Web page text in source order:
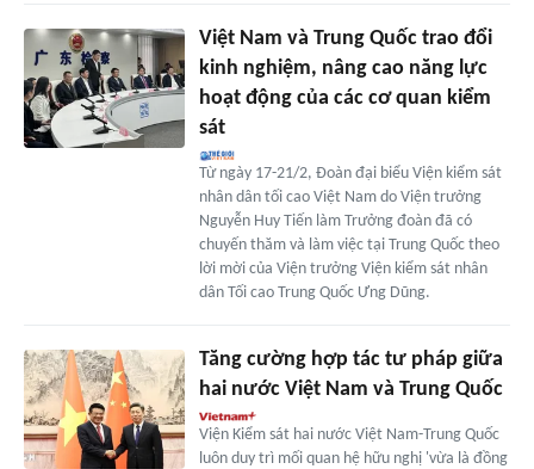
Việt Nam và Trung Quốc trao đổi
kinh nghiệm, nâng cao năng lực
hoạt động của các cơ quan kiểm
sát
Từ ngày 17-21/2, Đoàn đại biểu Viện kiểm sát
nhân dân tối cao Việt Nam do Viện trưởng
Nguyễn Huy Tiến làm Trưởng đoàn đã có
chuyến thăm và làm việc tại Trung Quốc theo
lời mời của Viện trưởng Viện kiểm sát nhân
dân Tối cao Trung Quốc Ưng Dũng.
Tăng cường hợp tác tư pháp giữa
hai nước Việt Nam và Trung Quốc
Viện Kiểm sát hai nước Việt Nam-Trung Quốc
luôn duy trì mối quan hệ hữu nghị 'vừa là đồng